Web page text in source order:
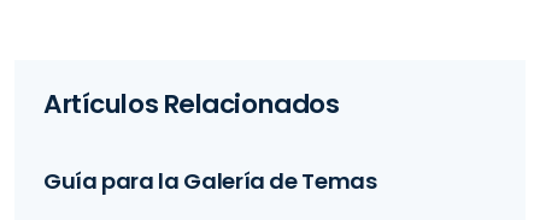
Artículos Relacionados
Guía para la Galería de Temas